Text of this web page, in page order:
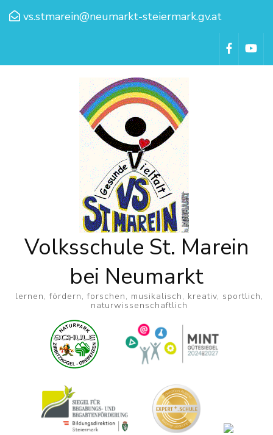
vs.stmarein@neumarkt-steiermark.gv.at
Volksschule St. Marein
bei Neumarkt
lernen, fördern, forschen, musikalisch, kreativ, sportlich,
naturwissenschaftlich